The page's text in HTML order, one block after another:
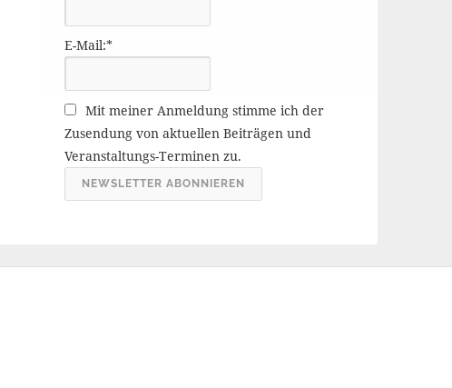
e
r
c
h
i
E-Mail:*
Mit meiner Anmeldung stimme ich der
Zusendung von aktuellen Beiträgen und
Veranstaltungs-Terminen zu.